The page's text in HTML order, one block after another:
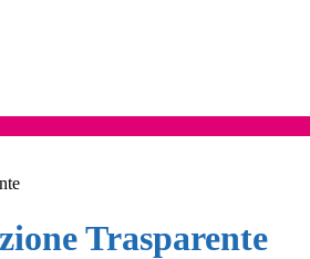
Trasparente